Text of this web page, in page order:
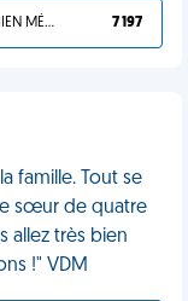
TU L'AS BIEN MÉRITÉ 7 197
famille. Tout se
sœur de quatre
allez très bien
!" VDM